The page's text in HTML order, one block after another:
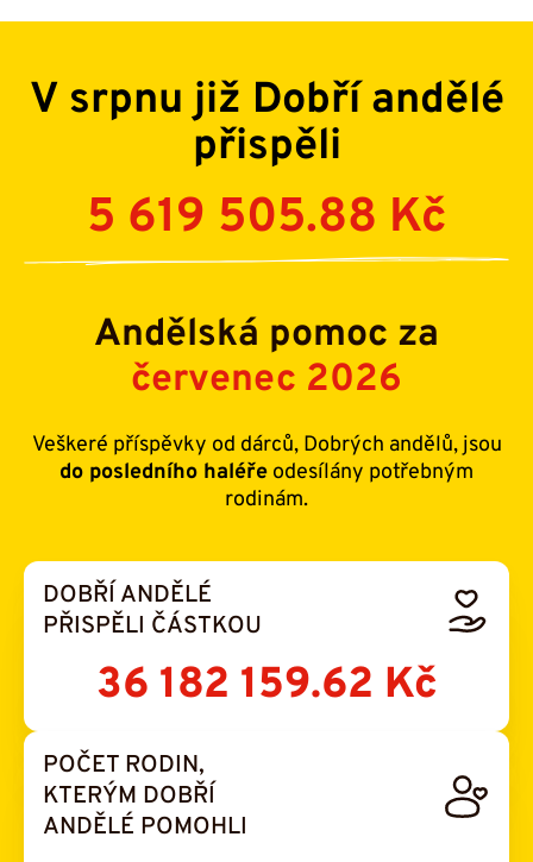
V srpnu již Dobří andělé
přispěli
5 619 505.88 Kč
Andělská pomoc za
červenec 2026
Veškeré příspěvky od dárců, Dobrých andělů, jsou
do posledního haléře odesílány potřebným
rodinám.
DOBŘÍ ANDĚLÉ
PŘISPĚLI ČÁSTKOU
36 182 159.62 Kč
POČET RODIN,
KTERÝM DOBŘÍ
ANDĚLÉ POMOHLI